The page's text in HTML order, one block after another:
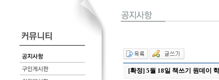
[확정] 5월 18일 책쓰기 원데이